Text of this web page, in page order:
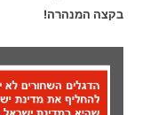
בקצה המנהרה!